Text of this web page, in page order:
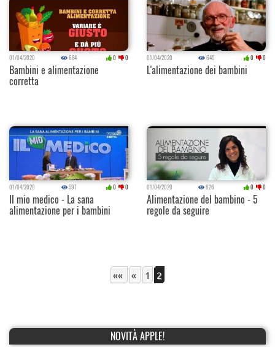
01/04/2020 684 0 0
Bambini e alimentazione
corretta
01/04/2020 645 0 0
L'alimentazione dei bambini
01/04/2020 597 0 0
Il mio medico - La sana
alimentazione per i bambini
01/04/2020 626 0 0
Alimentazione del bambino - 5
regole da seguire
«« « 1 2
NOVITÀ APPLE!